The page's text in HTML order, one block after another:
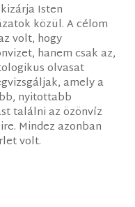
Isten
közül. A célom
volt, hogy
hanem csak az,
olvasat
amely a
nyitottabb
találni az özönvíz
Mindez azonban
volt.